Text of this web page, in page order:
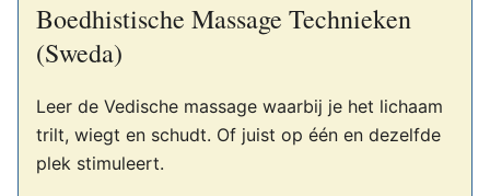
Boedhistische Massage Technieken
(Sweda)
Leer de Vedische massage waarbij je het lichaam
trilt, wiegt en schudt. Of juist op één en dezelfde
plek stimuleert.